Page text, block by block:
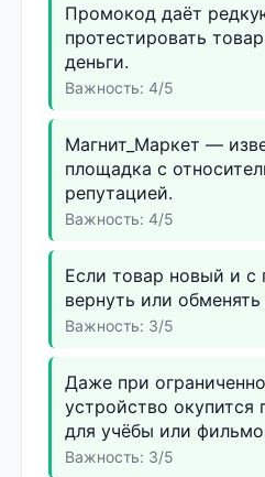
Промокод даёт
протестировать
деньги.
Важность: 4/5
Магнит_Маркет —
площадка с
репутацией.
Важность: 4/5
Если товар новый и с
вернуть или
Важность: 3/5
Даже при
устройство окупится
для учёбы или
Важность: 3/5